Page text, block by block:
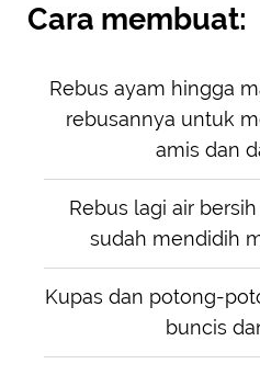
Cara membuat:
Rebus ayam hingga
rebusannya untuk
amis dan
Rebus lagi air
sudah mendidih
Kupas dan potong-
buncis